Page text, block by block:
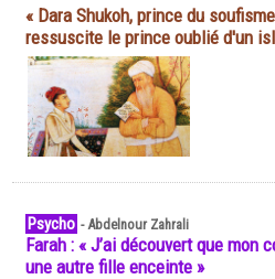
« Dara Shukoh, prince du
ressuscite le prince oublié d'un
Psycho -Abdelnour Zahrali
Farah : « J’ai découvert que mon
une autre fille enceinte »